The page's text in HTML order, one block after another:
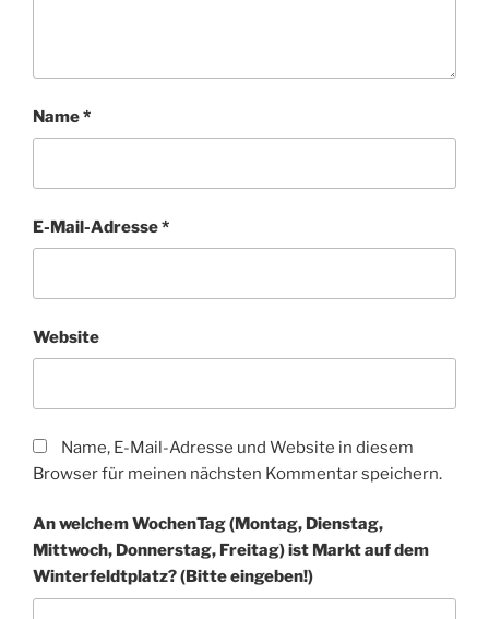
Name*
E-Mail-Adresse*
Website
Name, E-Mail-Adresse und Website in diesem
Browser für meinen nächsten Kommentar speichern.
An welchem WochenTag (Montag, Dienstag,
Mittwoch, Donnerstag, Freitag) ist Markt auf dem
Winter­feldt­platz? (Bitte eingeben!)